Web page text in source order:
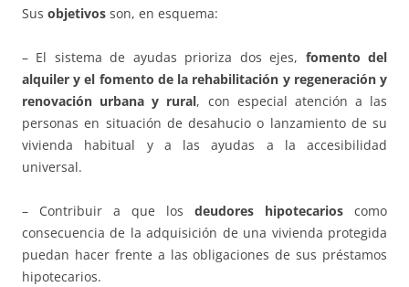
Sus objetivos son, en esquema:
– El sistema de ayudas prioriza dos ejes, fomento del
alquiler y el fomento de la rehabilitación y regeneración y
renovación urbana y rural, con especial atención a las
personas en situación de desahucio o lanzamiento de su
vivienda habitual y a las ayudas a la accesibilidad
universal.
– Contribuir a que los deudores hipotecarios como
consecuencia de la adquisición de una vivienda protegida
puedan hacer frente a las obligaciones de sus préstamos
hipotecarios.